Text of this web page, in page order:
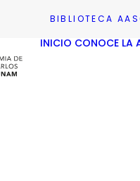
BIBLIOTECA
INICIO CONOCE LA